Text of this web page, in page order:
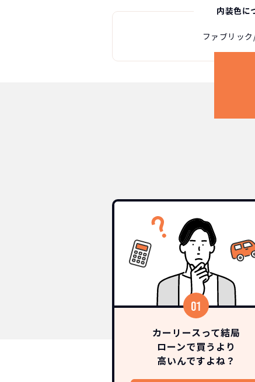
内装色に
ファブリッ
カーリースって結局
ローンで買うより
高いんですよね？